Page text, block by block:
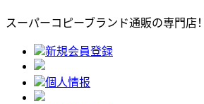
スーパーコピーブランド通販の専門店
新規会員登録
個人情报